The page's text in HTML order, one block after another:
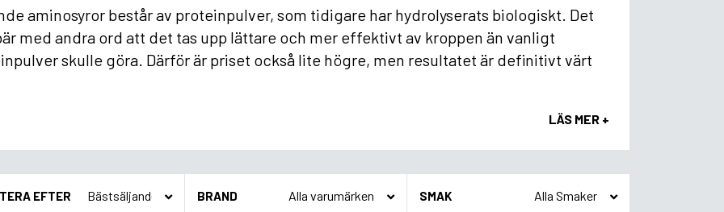
aminosyror består av proteinpulver, som tidigare har hydrolyserats biologiskt. Det
med andra ord att det tas upp lättare och mer effektivt av kroppen än vanligt
skulle göra. Därför är priset också lite högre, men resultatet är definitivt värt
LÄS MER +
EFTER BRAND SMAK